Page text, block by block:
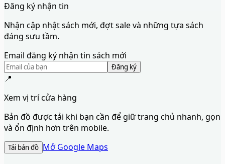
Đăng ký nhận tin
Nhận cập nhật sách mới, đợt sale và những tựa sách
đáng sưu tầm.
Email đăng ký nhận tin sách mới
Đăng ký
📍
Xem vị trí cửa hàng
Bản đồ được tải khi bạn cần để giữ trang chủ nhanh, gọn
và ổn định hơn trên mobile.
Tải bản đồ Mở Google Maps